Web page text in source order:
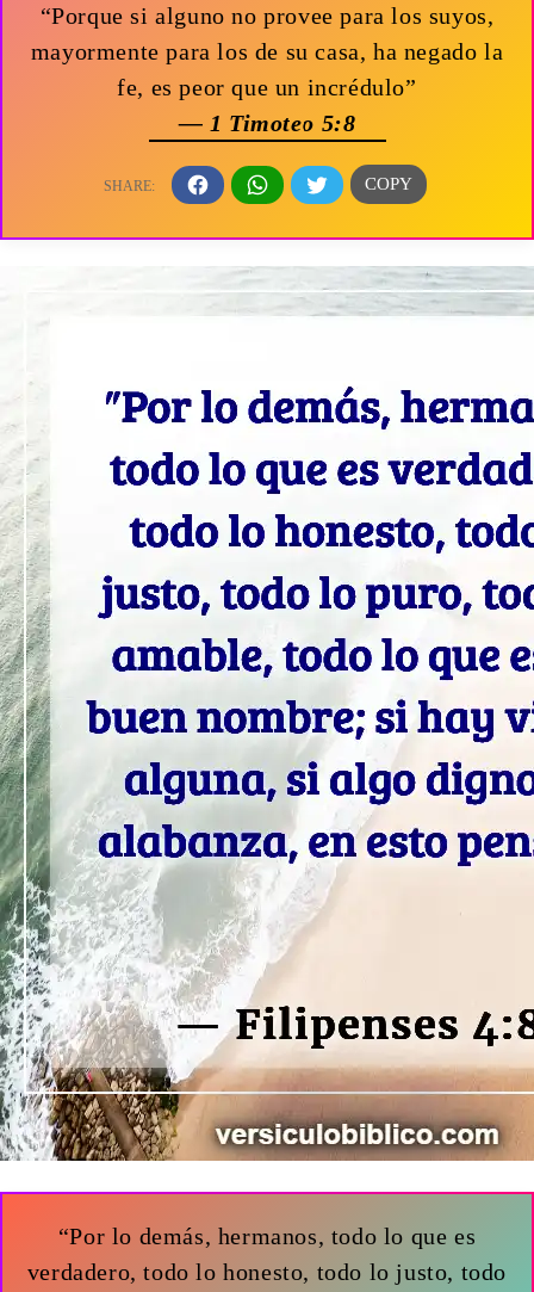
“Porque si alguno no provee para los suyos,
mayormente para los de su casa, ha negado la
fe, es peor que un incrédulo”
— 1 Timoteo 5:8
“Por lo demás, hermanos, todo lo que es
verdadero, todo lo honesto, todo lo justo, todo